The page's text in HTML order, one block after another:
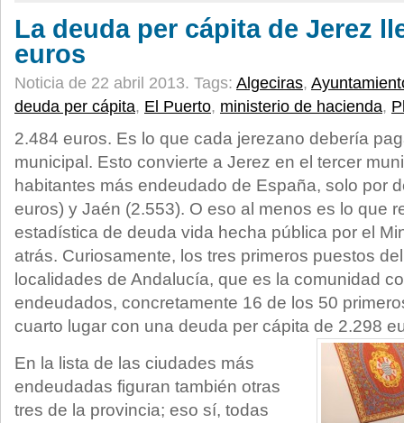
La deuda per cápita de Jerez
euros
Noticia de 22 abril 2013. Tags: Algeciras,
deuda per cápita, El Puerto, ministerio de hacienda,
2.484 euros. Es lo que cada jerezano debería
municipal. Esto convierte a Jerez en el tercer
habitantes más endeudado de España, solo por
euros) y Jaén (2.553). O eso al menos es lo que
estadística de deuda vida hecha pública por el
atrás. Curiosamente, los tres primeros puestos
localidades de Andalucía, que es la comunidad
endeudados, concretamente 16 de los 50
cuarto lugar con una deuda per cápita de 2.298
En la lista de las ciudades más
endeudadas figuran también otras
tres de la provincia; eso sí, todas